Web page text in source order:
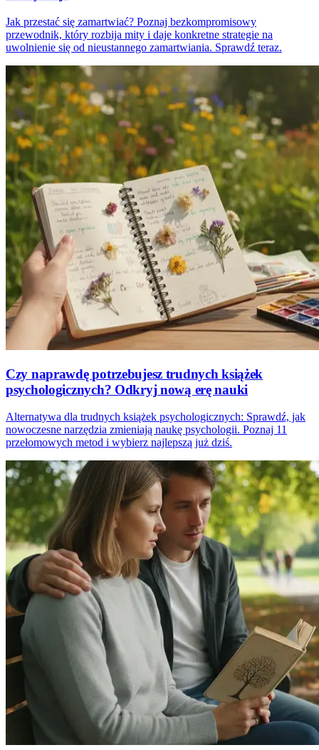
Jak przestać się zamartwiać? Poznaj bezkompromisowy
przewodnik, który rozbija mity i daje konkretne strategie na
uwolnienie się od nieustannego zamartwiania. Sprawdź teraz.
Czy naprawdę potrzebujesz trudnych książek
psychologicznych? Odkryj nową erę nauki
Alternatywa dla trudnych książek psychologicznych: Sprawdź, jak
nowoczesne narzędzia zmieniają naukę psychologii. Poznaj 11
przełomowych metod i wybierz najlepszą już dziś.